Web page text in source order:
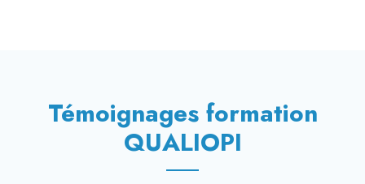
Témoignages formation
QUALIOPI